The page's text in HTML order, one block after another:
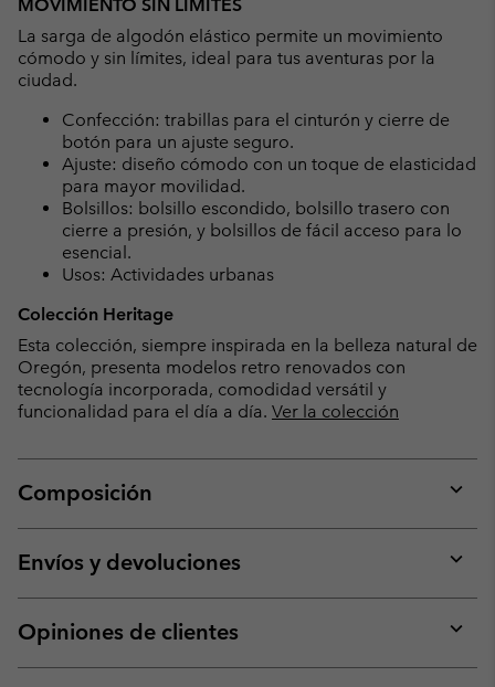
MOVIMIENTO SIN LÍMITES
La sarga de algodón elástico permite un movimiento
cómodo y sin límites, ideal para tus aventuras por la
ciudad.
Confección: trabillas para el cinturón y cierre de
botón para un ajuste seguro.
Ajuste: diseño cómodo con un toque de elasticidad
para mayor movilidad.
Bolsillos: bolsillo escondido, bolsillo trasero con
cierre a presión, y bolsillos de fácil acceso para lo
esencial.
Usos: Actividades urbanas
Colección Heritage
Esta colección, siempre inspirada en la belleza natural de
Oregón, presenta modelos retro renovados con
tecnología incorporada, comodidad versátil y
funcionalidad para el día a día. Ver la colección
Composición
or
Envíos y devoluciones
or
Opiniones de clientes
or